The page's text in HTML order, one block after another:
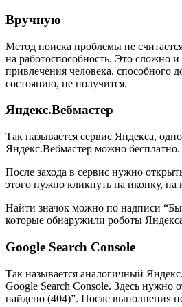
Вручную
Метод поиска проблемы не
на работоспособность. Это сложно
привлечения человека, способного
состоянию, не получится.
Яндекс.Вебмастер
Так называется сервис Яндекса,
Яндекс.Вебмастер можно
После захода в сервис нужно
этого нужно кликнуть на иконку, на
Найти значок можно по надписи
которые обнаружили роботы
Google Search Console
Так называется аналогичный
Google Search Console. Здесь нужно
найдено (404)”. После выполнения